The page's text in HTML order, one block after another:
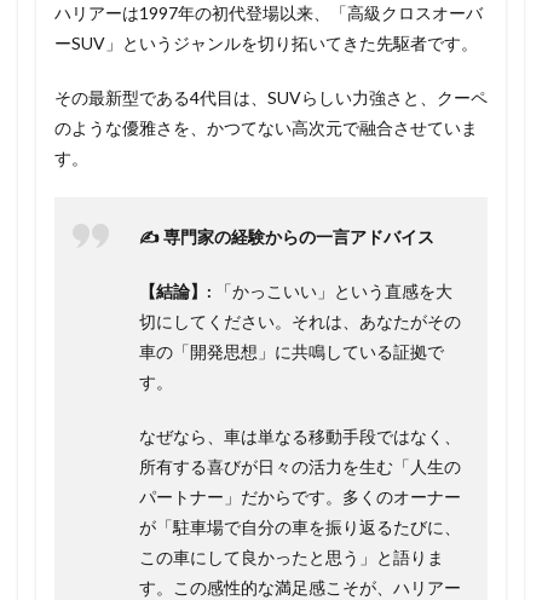
ハリアーは1997年の初代登場以来、「高級クロスオーバ
ーSUV」というジャンルを切り拓いてきた先駆者です。
その最新型である4代目は、SUVらしい力強さと、クーペ
のような優雅さを、かつてない高次元で融合させていま
す。
✍️ 専門家の経験からの一言アドバイス
【結論】: 「かっこいい」という直感を大
切にしてください。それは、あなたがその
車の「開発思想」に共鳴している証拠で
す。
なぜなら、車は単なる移動手段ではなく、
所有する喜びが日々の活力を生む「人生の
パートナー」だからです。多くのオーナー
が「駐車場で自分の車を振り返るたびに、
この車にして良かったと思う」と語りま
す。この感性的な満足感こそが、ハリアー